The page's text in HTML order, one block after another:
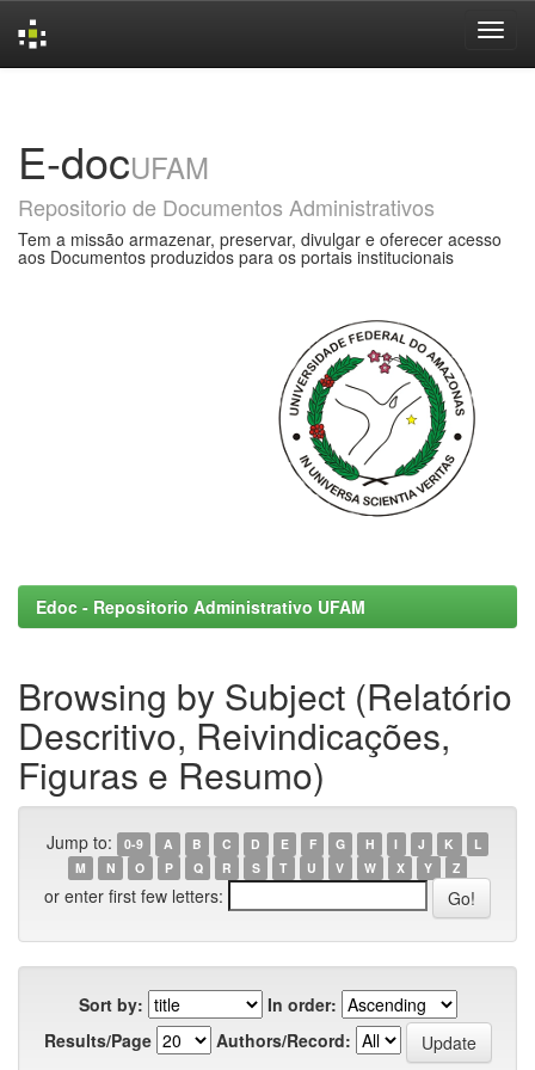
E-docUFAM
Repositorio de Documentos Administrativos
Tem a missão armazenar, preservar, divulgar e oferecer acesso
aos Documentos produzidos para os portais institucionais
Edoc - Repositorio Administrativo UFAM
Browsing by Subject (Relatório
Descritivo, Reivindicações,
Figuras e Resumo)
Jump to: 0-9 A B C D E F G H I J K
L
M
N O P Q R S T U V W X Y Z
or enter first few letters:
Sort by:
In order:
Results/Page
Authors/Record: